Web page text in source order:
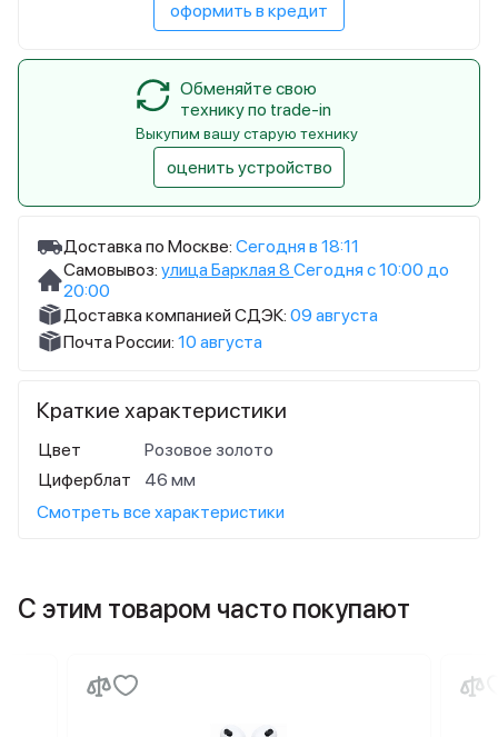
Доставка по Москве: Сегодня в 18:11
Самовывоз: улица Барклая 8 Сегодня с 10:00 до
20:00
Доставка компанией СДЭК: 09 августа
Почта России: 10 августа
Краткие характеристики
Цвет
Розовое золото
Циферблат
46 мм
Смотреть все характеристики
оформить в кредит
Обменяйте свою
технику по trade-in
Выкупим вашу старую технику
оценить устройство
С этим товаром часто покупают